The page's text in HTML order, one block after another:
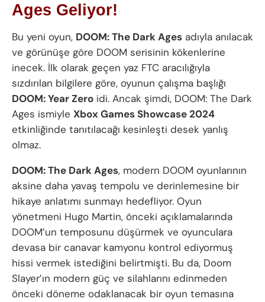
Ages Geliyor!
Bu yeni oyun, DOOM: The Dark Ages adıyla anılacak
ve görünüşe göre DOOM serisinin kökenlerine
inecek. İlk olarak geçen yaz FTC aracılığıyla
sızdırılan bilgilere göre, oyunun çalışma başlığı
DOOM: Year Zero idi. Ancak şimdi, DOOM: The Dark
Ages ismiyle Xbox Games Showcase 2024
etkinliğinde tanıtılacağı kesinleşti desek yanlış
olmaz.
DOOM: The Dark Ages, modern DOOM oyunlarının
aksine daha yavaş tempolu ve derinlemesine bir
hikaye anlatımı sunmayı hedefliyor. Oyun
yönetmeni Hugo Martin, önceki açıklamalarında
DOOM’un temposunu düşürmek ve oyunculara
devasa bir canavar kamyonu kontrol ediyormuş
hissi vermek istediğini belirtmişti. Bu da, Doom
Slayer’ın modern güç ve silahlarını edinmeden
önceki döneme odaklanacak bir oyun temasına